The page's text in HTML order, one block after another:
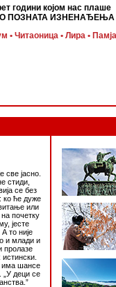
години којом нас плаше
ПОЗНАТА ИЗНЕНАЂЕЊА
• Читаоница• Лира •
све јасно.
стиди,
се без
ко ће дуже
или
почетку
јесте
. А то није
и млади и
пролазе
има шансе
„У деци се